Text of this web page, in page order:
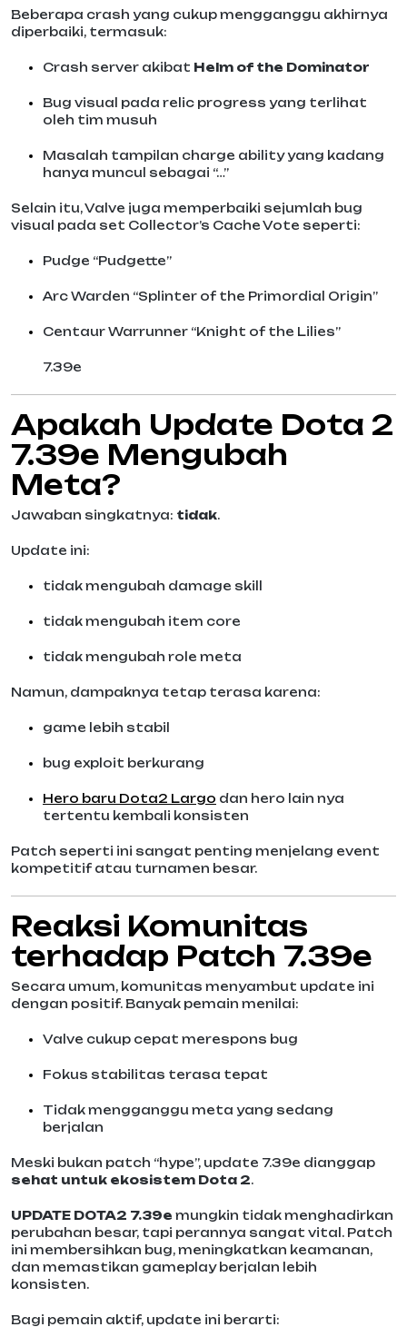
Beberapa crash yang cukup mengganggu akhirnya
diperbaiki, termasuk:
Crash server akibat Helm of the Dominator
Bug visual pada relic progress yang terlihat
oleh tim musuh
Masalah tampilan charge ability yang kadang
hanya muncul sebagai “…”
Selain itu, Valve juga memperbaiki sejumlah bug
visual pada set Collector’s Cache Vote seperti:
Pudge “Pudgette”
Arc Warden “Splinter of the Primordial Origin”
Centaur Warrunner “Knight of the Lilies”
7.39e
Apakah Update Dota 2
7.39e Mengubah
Meta?
Jawaban singkatnya: tidak.
Update ini:
tidak mengubah damage skill
tidak mengubah item core
tidak mengubah role meta
Namun, dampaknya tetap terasa karena:
game lebih stabil
bug exploit berkurang
Hero baru Dota2 Largo dan hero lain nya
tertentu kembali konsisten
Patch seperti ini sangat penting menjelang event
kompetitif atau turnamen besar.
Reaksi Komunitas
terhadap Patch 7.39e
Secara umum, komunitas menyambut update ini
dengan positif. Banyak pemain menilai:
Valve cukup cepat merespons bug
Fokus stabilitas terasa tepat
Tidak mengganggu meta yang sedang
berjalan
Meski bukan patch “hype”, update 7.39e dianggap
sehat untuk ekosistem Dota 2.
UPDATE DOTA2 7.39e mungkin tidak menghadirkan
perubahan besar, tapi perannya sangat vital. Patch
ini membersihkan bug, meningkatkan keamanan,
dan memastikan gameplay berjalan lebih
konsisten.
Bagi pemain aktif, update ini berarti: